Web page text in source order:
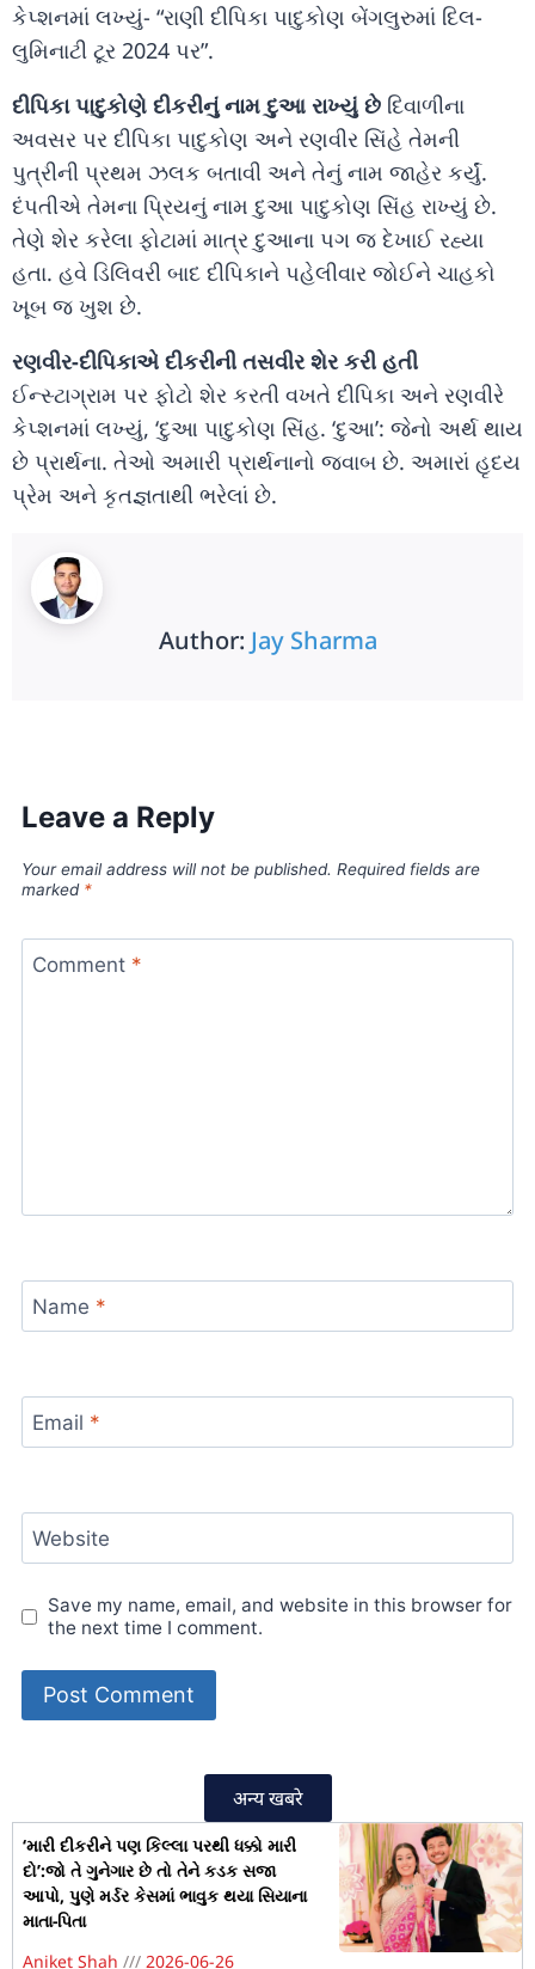
કેપ્શનમાં લખ્યું- “રાણી દીપિકા પાદુકોણ બેંગલુરુમાં દિલ-
લુમિનાટી ટૂર 2024 પર”.
દીપિકા પાદુકોણે દીકરીનું નામ દુઆ રાખ્યું છે દિવાળીના
અવસર પર દીપિકા પાદુકોણ અને રણવીર સિંહે તેમની
પુત્રીની પ્રથમ ઝલક બતાવી અને તેનું નામ જાહેર કર્યું.
દંપતીએ તેમના પ્રિયનું નામ દુઆ પાદુકોણ સિંહ રાખ્યું છે.
તેણે શેર કરેલા ફોટામાં માત્ર દુઆના પગ જ દેખાઈ રહ્યા
હતા. હવે ડિલિવરી બાદ દીપિકાને પહેલીવાર જોઈને ચાહકો
ખૂબ જ ખુશ છે.
રણવીર-દીપિકાએ દીકરીની તસવીર શેર કરી​ હતી​
ઈન્સ્ટાગ્રામ પર ફોટો શેર કરતી વખતે દીપિકા અને રણવીરે
કેપ્શનમાં લખ્યું, ‘દુઆ પાદુકોણ સિંહ. ‘દુઆ’: જેનો અર્થ થાય
છે પ્રાર્થના. તેઓ અમારી પ્રાર્થનાનો જવાબ છે. અમારાં હૃદય
પ્રેમ અને કૃતજ્ઞતાથી ભરેલાં છે.
Author: Jay Sharma
Leave a Reply
Your email address will not be published. Required fields are
marked *
Comment *
Name *
Email *
Website
Save my name, email, and website in this browser for
the next time I comment.
अन्य खबरे
‘મારી દીકરીને પણ કિલ્લા પરથી ધક્કો મારી
દો’:જો તે ગુનેગાર છે તો તેને કડક સજા
આપો, પુણે મર્ડર કેસમાં ભાવુક થયા સિયાના
માતા-પિતા
Aniket Shah
2026-06-26